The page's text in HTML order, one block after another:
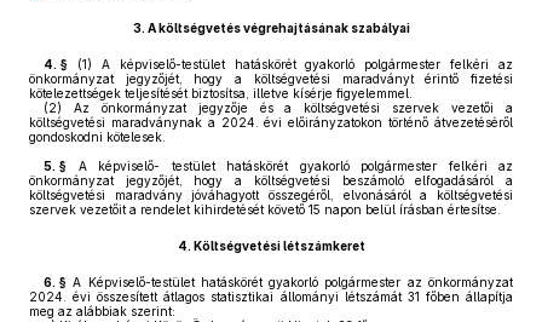
3. A költségvetés végrehajtásának szabályai
4. § (1) A képviselő-testület hatáskörét gyakorló polgármester felkéri az
önkormányzat jegyzőjét, hogy a költségvetési maradványt érintő fizetési
kötelezettségek teljesítését biztosítsa, illetve kísérje figyelemmel.
(2) Az önkormányzat jegyzője és a költségvetési szervek vezetői a
költségvetési maradványnak a 2024. évi előirányzatokon történő átvezetéséről
gondoskodni kötelesek.
5. § A képviselő- testület hatáskörét gyakorló polgármester felkéri az
önkormányzat jegyzőjét, hogy a költségvetési beszámoló elfogadásáról a
költségvetési maradvány jóváhagyott összegéről, elvonásáról a költségvetési
szervek vezetőit a rendelet kihirdetését követő 15 napon belül írásban értesítse.
4. Költségvetési létszámkeret
6. § A Képviselő-testület hatáskörét gyakorló polgármester az önkormányzat
2024. évi összesített átlagos statisztikai állományi létszámát 31 főben állapítja
meg az alábbiak szerint: